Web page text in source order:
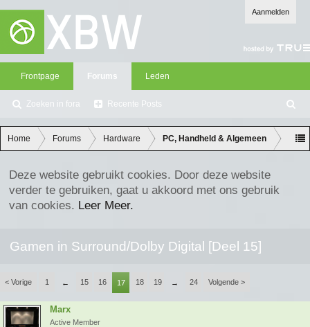
Aanmelden
Frontpage Forums
Zoeken in fora Recente Posts
Leden
oe
ke
n
Home Forums Hardware PC, Handheld & Algemeen
Deze website gebruikt cookies. Door deze website
verder te gebruiken, gaat u akkoord met ons gebruik
van cookies. Leer Meer.
Gamen in Surround/Dolby Digital [Deel 15]
< Vorige 1 ← 15 16 17 18 19 → 24 Volgende >
Marx
Active Member